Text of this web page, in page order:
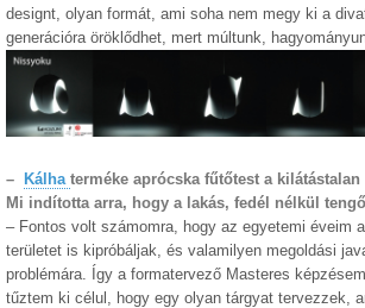
designt, olyan formát, ami soha nem megy ki a
generációra öröklődhet, mert múltunk,
– Kálha terméke aprócska fűtőtest a
Mi indította arra, hogy a lakás, fedél nélkül
– Fontos volt számomra, hogy az egyetemi éveim
területet is kipróbáljak, és valamilyen megoldási
problémára. Így a formatervező Masteres
tűztem ki célul, hogy egy olyan tárgyat tervezzek,